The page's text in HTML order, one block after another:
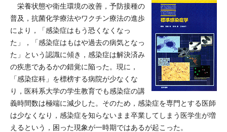
栄養状態や衛生環境の改善，予防接種の
普及，抗菌化学療法やワクチン療法の進歩
により，「感染症はもう恐くなくなっ
た」，「感染症はもはや過去の病気となっ
た」という認識に傾き，感染症は解決済み
の疾患であるかの錯覚に陥った。現に，
「感染症科」を標榜する病院が少なくな
り，医科系大学の学生教育でも感染症の講
義時間数は極端に減少した。そのため，感染症を専門とする医師
は少なくなり，感染症を知らないまま卒業してしまう医学生が増
えるという，困った現象が一時期ではあるが起こった。